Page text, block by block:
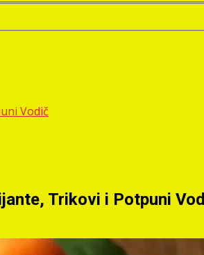
Vodič
Trikovi i Potpuni